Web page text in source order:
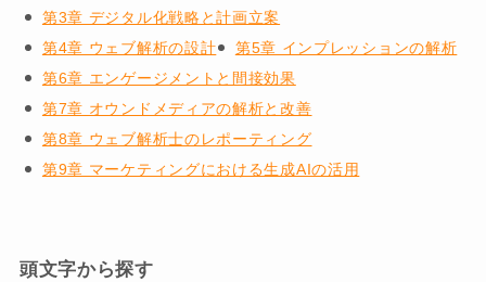
第3章 デジタル化戦略と計画立案
第4章 ウェブ解析の設計
第5章 インプレッションの解析
第6章 エンゲージメントと間接効果
第7章 オウンドメディアの解析と改善
第8章 ウェブ解析士のレポーティング
第9章 マーケティングにおける生成AIの活用
頭文字から探す